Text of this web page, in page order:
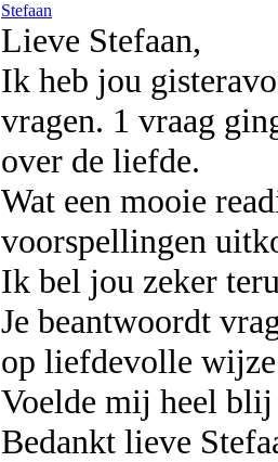
Stefaan
Lieve Stefaan,
Ik heb jou
vragen. 1 vraag
over de liefde.
Wat een mooie
voorspellingen
Ik bel jou zeker
Je beantwoordt
op liefdevolle
Voelde mij heel blij
Bedankt lieve